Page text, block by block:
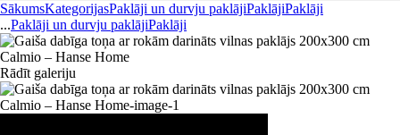
SākumsKategorijasPaklāji un durvju paklājiPaklājiPaklāji
...Paklāji un durvju paklājiPaklāji
Rādīt galeriju